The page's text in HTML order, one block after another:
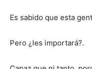
Es sabido que esta
Pero ¿les importará?.